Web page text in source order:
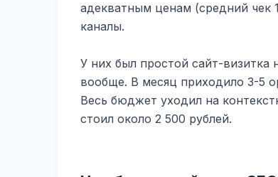
адекватным ценам (средний чек
каналы.
У них был простой сайт-визитка
вообще. В месяц приходило 3-5
Весь бюджет уходил на
стоил около 2 500 рублей.